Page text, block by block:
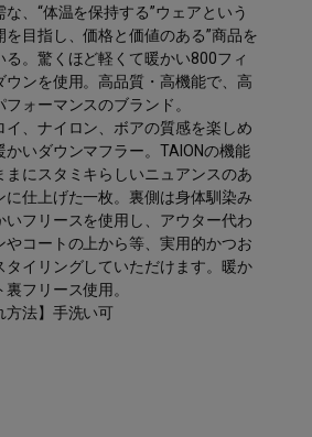
、“体温を保持する”ウェアという
を目指し、価格と価値のある”商品を
る。驚くほど軽くて暖かい800フィ
ウンを使用。高品質・高機能で、高
フォーマンスのブランド。
イ、ナイロン、ボアの質感を楽しめ
かいダウンマフラー。TAIONの機能
まにスタミキらしいニュアンスのあ
に仕上げた一枚。裏側は身体馴染み
いフリースを使用し、アウター代わ
やコートの上から等、実用的かつお
タイリングしていただけます。暖か
フリース使用。
方法】手洗い可